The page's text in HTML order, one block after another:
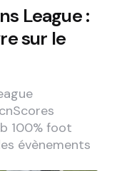
League :
sur le
100% foot
évènements